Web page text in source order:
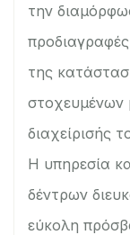
την
της
στοχευμένων
διαχείρισής
Η υπηρεσία
δέντρων
εύκολη